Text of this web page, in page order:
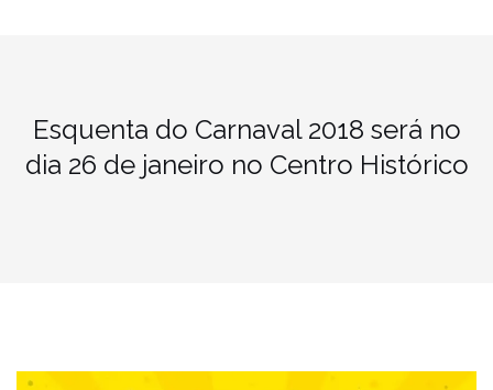
Esquenta do Carnaval 2018 será no
dia 26 de janeiro no Centro Histórico